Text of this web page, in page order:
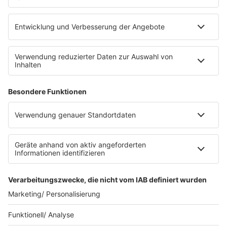
eröffnet. Direkt an der Medizinischen Klinik bietet es
E-Bikes über eine Photovoltaikanlage auf dem …
Impressum
Datenschutzerklärung
Datenschutzeinstellungen
Radioplayer